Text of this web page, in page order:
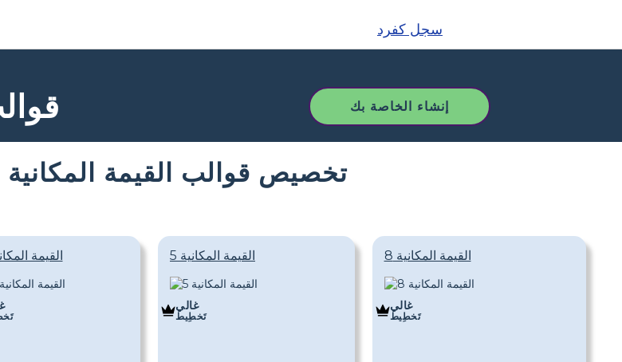
سجل كفرد
إنشاء الخاصة بك
تخصيص قوالب القيمة المكانية
القيمة القيمة المكانية 5
غالي
تَخطِيط
القيمة المكانية 8
غالي
تَخطِيط